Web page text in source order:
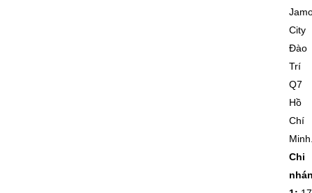
City
Đào
Trí
Q7
Hồ
Chí
Chi